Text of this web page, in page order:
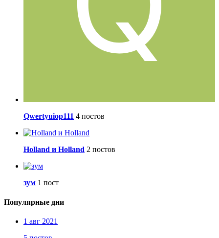
Qwertyuiop111 4 постов
Holland и Holland 2 постов
зум 1 пост
Популярные дни
1 авг 2021